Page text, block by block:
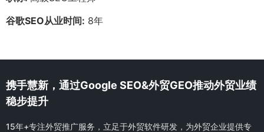
谷歌SEO从业时间: 8年
携手慧新，通过Google SEO&外贸GEO推动外贸业绩
稳步提升
15年+专注外贸推广服务，立足于外贸软件研发，为外贸企业提供专